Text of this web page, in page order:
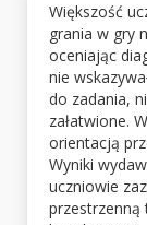
Większość
grania w gry
oceniając
nie
do zadania,
załatwione.
orientacją
Wyniki
uczniowie
przestrzenną